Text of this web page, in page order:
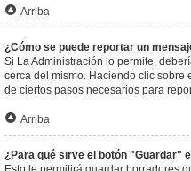
Arriba
¿Cómo se puede reportar un
Si La Administración lo permite,
cerca del mismo. Haciendo clic sobre
de ciertos pasos necesarios para
Arriba
¿Para qué sirve el botón "Guardar"